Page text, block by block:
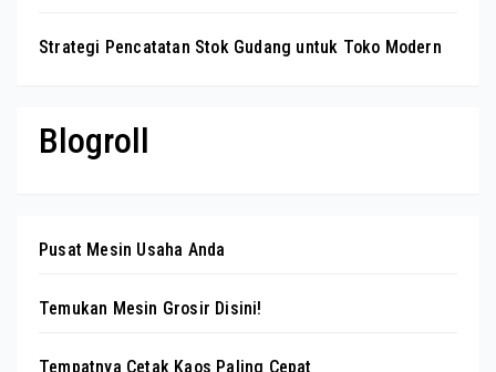
Strategi Pencatatan Stok Gudang untuk Toko Modern
Blogroll
Pusat Mesin Usaha Anda
Temukan Mesin Grosir Disini!
Tempatnya Cetak Kaos Paling Cepat